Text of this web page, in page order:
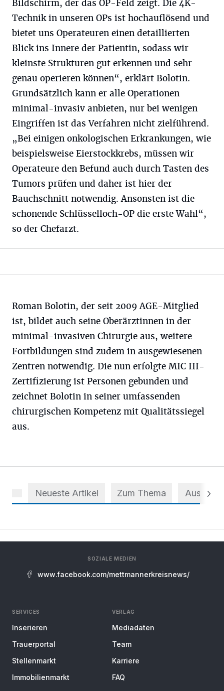
Bildschirm, der das OP-Feld zeigt. Die 4K-
Technik in unseren OPs ist hochauflösend und
bietet uns Operateuren einen detaillierten
Blick ins Innere der Patientin, sodass wir
kleinste Strukturen gut erkennen und sehr
genau operieren können“, erklärt Bolotin.
Grundsätzlich kann er alle Operationen
minimal-invasiv anbieten, nur bei wenigen
Eingriffen ist das Verfahren nicht zielführend.
„Bei einigen onkologischen Erkrankungen, wie
beispielsweise Eierstockkrebs, müssen wir
Operateure den Befund auch durch Tasten des
Tumors prüfen und daher ist hier der
Bauchschnitt notwendig. Ansonsten ist die
schonende Schlüsselloch-OP die erste Wahl“,
so der Chefarzt.
Roman Bolotin, der seit 2009 AGE-Mitglied
ist, bildet auch seine Oberärztinnen in der
minimal-invasiven Chirurgie aus, weitere
Fortbildungen sind zudem in ausgewiesenen
Zentren notwendig. Die nun erfolgte MIC III-
Zertifizierung ist Personen gebunden und
zeichnet Bolotin in seiner umfassenden
chirurgischen Kompetenz mit Qualitätssiegel
aus.
Neueste Artikel Zum Thema Aus dem
SOZIALE MEDIEN
www.facebook.com/mettmannerkreisnews/
SERVICES
Inserieren
Trauerportal
Stellenmarkt
Immobilienmarkt
VERLAG
Mediadaten
Team
Karriere
FAQ